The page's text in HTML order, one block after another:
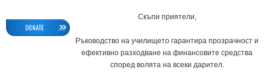
Скъпи приятели,
Ръководство на училището гарантира прозрачност и
ефективно разходване на финансовите средства
според волята на всеки дарител.